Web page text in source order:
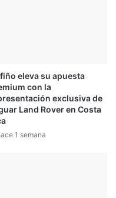
eleva su apuesta
con la
exclusiva de
Land Rover en Costa
1 semana